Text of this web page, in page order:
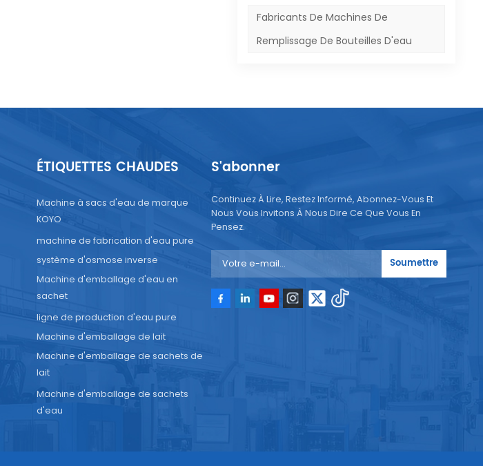
Fabricants De Machines De
Remplissage De Bouteilles D'eau
ÉTIQUETTES CHAUDES
Machine à sacs d'eau de marque
KOYO
machine de fabrication d'eau pure
système d'osmose inverse
Machine d'emballage d'eau en
sachet
ligne de production d'eau pure
Machine d'emballage de lait
Machine d'emballage de sachets de
lait
Machine d'emballage de sachets
d'eau
S'abonner
Continuez À Lire, Restez Informé, Abonnez-Vous Et
Nous Vous Invitons À Nous Dire Ce Que Vous En
Pensez.
Soumettre